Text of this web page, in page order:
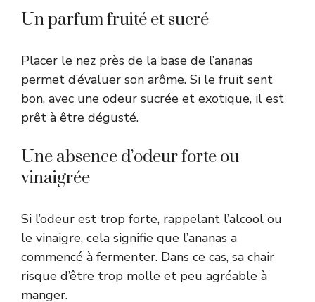
Un parfum fruité et sucré
Placer le nez près de la base de l’ananas
permet d’évaluer son arôme. Si le fruit sent
bon, avec une odeur sucrée et exotique, il est
prêt à être dégusté.
Une absence d’odeur forte ou
vinaigrée
Si l’odeur est trop forte, rappelant l’alcool ou
le vinaigre, cela signifie que l’ananas a
commencé à fermenter. Dans ce cas, sa chair
risque d’être trop molle et peu agréable à
manger.